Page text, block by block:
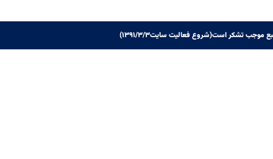
موجب تشکر است(شروع فعالیت سایت۱۳۹۱/۳/۳)